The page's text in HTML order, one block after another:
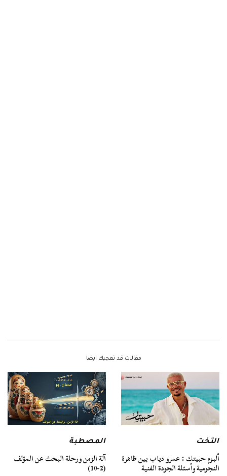
مقالات قد تعجبك ايضا
التخت
ألبوم حبيتك : عمرو دياب بين ظاهرة
النجومية وأسئلة الجودة الفنية
المصطبة
آلة الزمن ورحلة البحث عن المؤلف
(2-10)